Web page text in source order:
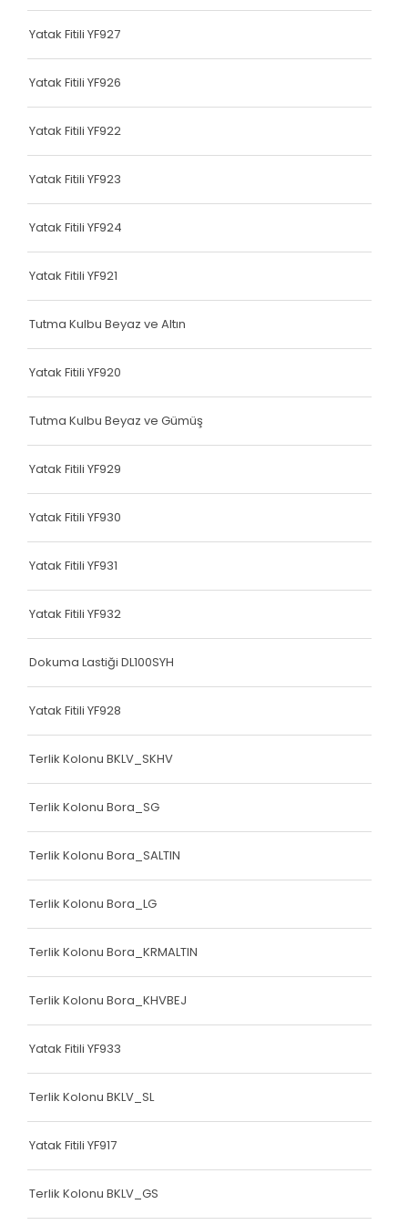
Terlik Kolonu
Terlik Kolonu
Yatak Fitili
Terlik Kolonu
Terlik Kolonu
Terlik Kolonu
Terlik Kolonu
Terlik Kolonu
Çanta Kolonu
Yatak Fitili
Çanta Kolonu
Çanta Kolonu
Çanta Kolonu
Çanta Kolonu
Bariyer Kolonu
Çanta Biyesi
Çanta Kolonu
Yatak Fitili
Yatak Fitili
Yatak Fitili
Yatak Fitili YF927
Yatak Fitili YF926
Yatak Fitili YF922
Yatak Fitili YF923
Yatak Fitili YF924
Yatak Fitili YF921
Tutma Kulbu Beyaz ve Altın
Yatak Fitili YF920
Tutma Kulbu Beyaz ve Gümüş
Yatak Fitili YF929
Yatak Fitili YF930
Yatak Fitili YF931
Yatak Fitili YF932
Dokuma Lastiği DL100SYH
Yatak Fitili YF928
Terlik Kolonu BKLV_SKHV
Terlik Kolonu Bora_SG
Terlik Kolonu Bora_SALTIN
Terlik Kolonu Bora_LG
Terlik Kolonu Bora_KRMALTIN
Terlik Kolonu Bora_KHVBEJ
Yatak Fitili YF933
Terlik Kolonu BKLV_SL
Yatak Fitili YF917
Terlik Kolonu BKLV_GS